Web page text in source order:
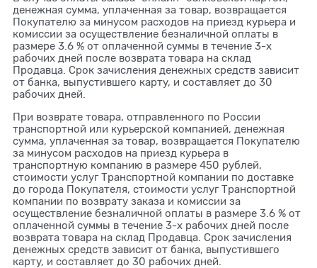
денежная сумма, уплаченная за товар, возвращается
Покупателю за минусом расходов на приезд курьера и
комиссии за осуществление безналичной оплаты в
размере 3.6 % от оплаченной суммы в течение 3-х
рабочих дней после возврата товара на склад
Продавца. Срок зачисления денежных средств зависит
от банка, выпустившего карту, и составляет до 30
рабочих дней.
При возврате товара, отправленного по России
транспортной или курьерской компанией, денежная
сумма, уплаченная за товар, возвращается Покупателю
за минусом расходов на приезд курьера в
транспортную компанию в размере 450 рублей,
стоимости услуг Транспортной компании по доставке
до города Покупателя, стоимости услуг Транспортной
компании по возврату заказа и комиссии за
осуществление безналичной оплаты в размере 3.6 % от
оплаченной суммы в течение 3-х рабочих дней после
возврата товара на склад Продавца. Срок зачисления
денежных средств зависит от банка, выпустившего
карту, и составляет до 30 рабочих дней.